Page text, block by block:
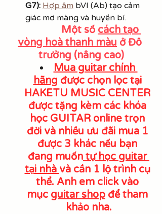
G7): Hợp âm bVI (Ab) tạo cảm
giác mơ màng và huyền bí.
                Một số
cách tạo
vòng hoà thanh màu ở Đô
trưởng (nâng cao)
Mua guitar chính
hãng được chọn lọc tại
HAKETU MUSIC CENTER
được tặng kèm các khóa
học GUITAR online trọn
đời và nhiều ưu đãi mua 1
được 3 khác nếu bạn
đang muốn tự học guitar
tại nhà và cần 1 lộ trình cụ
thể. Anh em click vào
mục guitar shop để tham
khảo nha.